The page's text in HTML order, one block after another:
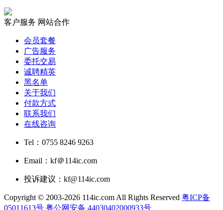
客户服务 网站合作
会员套餐
广告服务
委托交易
诚聘精英
黑名单
关于我们
付款方式
联系我们
在线咨询
Tel：0755 8246 9263
Email：kf＠114ic.com
投诉建议：kf@114ic.com
Copyright © 2003-2026 114ic.com All Rights Reserved 粤ICP备
05011613号 粤公网安备 44030402000933号